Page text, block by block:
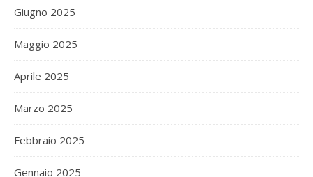
Giugno 2025
Maggio 2025
Aprile 2025
Marzo 2025
Febbraio 2025
Gennaio 2025